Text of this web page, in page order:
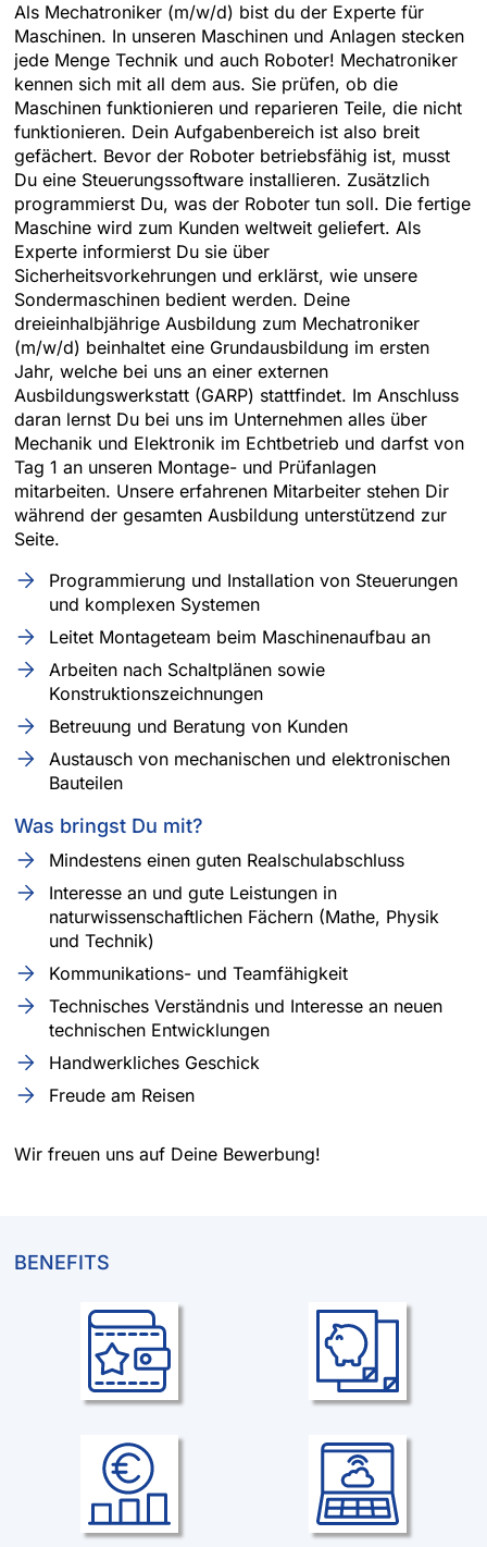
Als Mechatroniker (m/w/d) bist du der Experte für
Maschinen. In unseren Maschinen und Anlagen stecken
jede Menge Technik und auch Roboter! Mechatroniker
kennen sich mit all dem aus. Sie prüfen, ob die
Maschinen funktionieren und reparieren Teile, die nicht
funktionieren. Dein Aufgabenbereich ist also breit
gefächert. Bevor der Roboter betriebsfähig ist, musst
Du eine Steuerungssoftware installieren. Zusätzlich
programmierst Du, was der Roboter tun soll. Die fertige
Maschine wird zum Kunden weltweit geliefert. Als
Experte informierst Du sie über
Sicherheitsvorkehrungen und erklärst, wie unsere
Sondermaschinen bedient werden. Deine
dreieinhalbjährige Ausbildung zum Mechatroniker
(m/w/d) beinhaltet eine Grundausbildung im ersten
Jahr, welche bei uns an einer externen
Ausbildungswerkstatt (GARP) stattfindet. Im Anschluss
daran lernst Du bei uns im Unternehmen alles über
Mechanik und Elektronik im Echtbetrieb und darfst von
Tag 1 an unseren Montage- und Prüfanlagen
mitarbeiten. Unsere erfahrenen Mitarbeiter stehen Dir
während der gesamten Ausbildung unterstützend zur
Seite.
Programmierung und Installation von Steuerungen
und komplexen Systemen
Leitet Montageteam beim Maschinenaufbau an
Arbeiten nach Schaltplänen sowie
Konstruktionszeichnungen
Betreuung und Beratung von Kunden
Austausch von mechanischen und elektronischen
Bauteilen
Was bringst Du mit?
Mindestens einen guten Realschulabschluss
Interesse an und gute Leistungen in
naturwissenschaftlichen Fächern (Mathe, Physik
und Technik)
Kommunikations- und Teamfähigkeit
Technisches Verständnis und Interesse an neuen
technischen Entwicklungen
Handwerkliches Geschick
Freude am Reisen
Wir freuen uns auf Deine Bewerbung!
BENEFITS
Tarifliche Vergütung der Metall-
und Elektroindustrie mit
tariflichen Sonderzahlungen
Betrieblich finanzierte
Altersversorgung &
altersvorsorgewirksame